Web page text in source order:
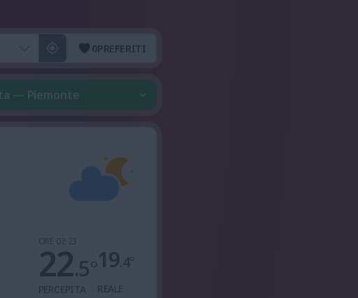
0PREFERITI
— Piemonte
ORE 02:23
22.5°
PERCEPITA
19.4°
REALE